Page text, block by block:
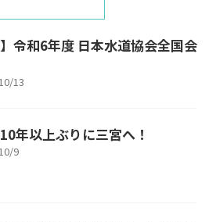
】令和6年度 日本水道協会全国会
13
年以上ぶりに三宮へ！
9